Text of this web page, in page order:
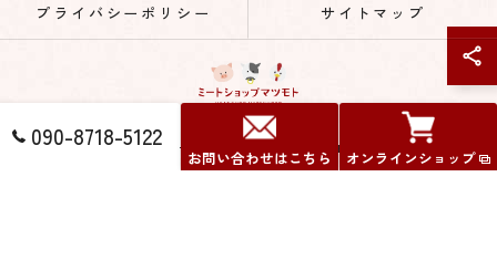
090-8718-5122
お問い合わせはこちら オンラインショップ
プライバシーポリシー サイトマップ
© 2026 通販の肉ならミートショップマツモト ALL RIGHTS RESERVED.